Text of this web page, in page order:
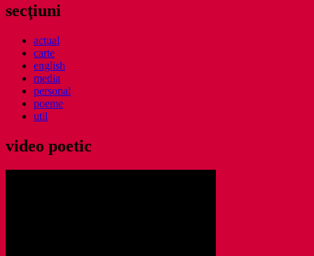
secţiuni
actual
carte
english
media
personal
poeme
util
video poetic